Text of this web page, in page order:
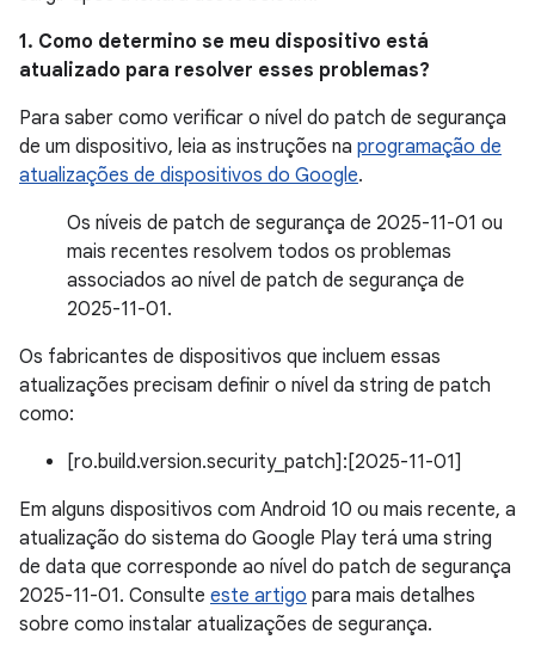
1. Como determino se meu dispositivo está
atualizado para resolver esses problemas?
Para saber como verificar o nível do patch de segurança
de um dispositivo, leia as instruções na programação de
atualizações de dispositivos do Google.
Os níveis de patch de segurança de 2025-11-01 ou
mais recentes resolvem todos os problemas
associados ao nível de patch de segurança de
2025-11-01.
Os fabricantes de dispositivos que incluem essas
atualizações precisam definir o nível da string de patch
como:
[ro.build.version.security_patch]:[2025-11-01]
Em alguns dispositivos com Android 10 ou mais recente, a
atualização do sistema do Google Play terá uma string
de data que corresponde ao nível do patch de segurança
2025-11-01. Consulte este artigo para mais detalhes
sobre como instalar atualizações de segurança.